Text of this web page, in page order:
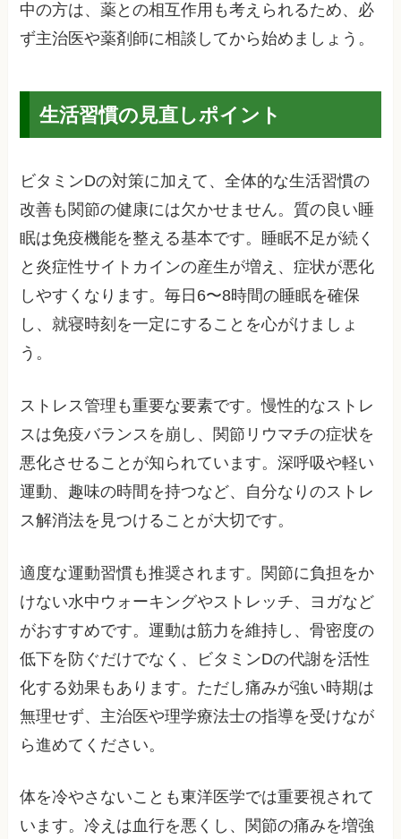
中の方は、薬との相互作用も考えられるため、必
ず主治医や薬剤師に相談してから始めましょう。
生活習慣の見直しポイント
ビタミンDの対策に加えて、全体的な生活習慣の
改善も関節の健康には欠かせません。質の良い睡
眠は免疫機能を整える基本です。睡眠不足が続く
と炎症性サイトカインの産生が増え、症状が悪化
しやすくなります。毎日6〜8時間の睡眠を確保
し、就寝時刻を一定にすることを心がけましょ
う。
ストレス管理も重要な要素です。慢性的なストレ
スは免疫バランスを崩し、関節リウマチの症状を
悪化させることが知られています。深呼吸や軽い
運動、趣味の時間を持つなど、自分なりのストレ
ス解消法を見つけることが大切です。
適度な運動習慣も推奨されます。関節に負担をか
けない水中ウォーキングやストレッチ、ヨガなど
がおすすめです。運動は筋力を維持し、骨密度の
低下を防ぐだけでなく、ビタミンDの代謝を活性
化する効果もあります。ただし痛みが強い時期は
無理せず、主治医や理学療法士の指導を受けなが
ら進めてください。
体を冷やさないことも東洋医学では重要視されて
います。冷えは血行を悪くし、関節の痛みを増強